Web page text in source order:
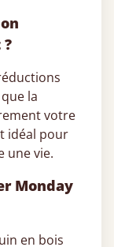
la
votre
idéal pour
une vie.
Monday
en bois